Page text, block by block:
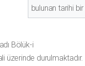
bulunan tarihi
Bölük-i
üzerinde